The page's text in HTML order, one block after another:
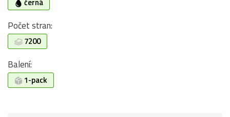
Počet stran:
7200
Balení:
1-pack